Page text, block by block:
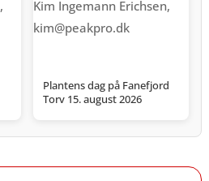
Plantens dag på Fanefjord
Torv 15. august 2026